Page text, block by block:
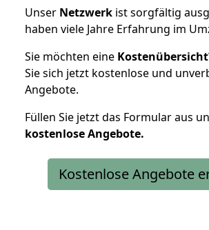
Unser Netzwerk ist sorgfältig
haben viele Jahre Erfahrung im
Sie möchten eine
Sie sich jetzt kostenlose und
Angebote.
Füllen Sie jetzt das Formular aus
kostenloseAngebote.
Kostenlose Angebote